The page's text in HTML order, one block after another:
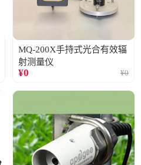
MQ-200X手持式光合有效辐
射测量仪
¥0 ¥0